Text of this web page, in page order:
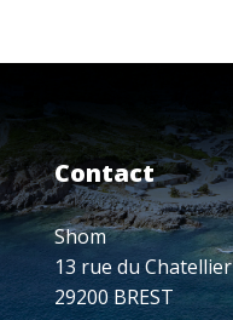
Contact
Shom
13 rue du Chatellier
29200 BREST